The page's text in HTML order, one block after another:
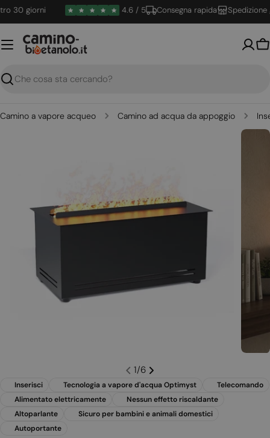
Vai
al
contenuto
30 giorni 4.6 / 5 Consegna rapida Spedizione
Ricerca
Camino a vapore acqueo Camino ad acqua da appoggio
Apri
1/6
Inserisci Tecnologia a vapore d'acqua Optimyst
Telecomando
Alimentato elettricamente
Nessun effetto riscaldante
Altoparlante
Sicuro per bambini e animali domestici
Autoportante